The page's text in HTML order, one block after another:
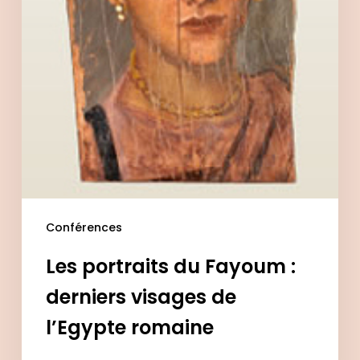
Conférences
romaine
Les portraits du Fayoum :
derniers visages de
l’Egypte romaine